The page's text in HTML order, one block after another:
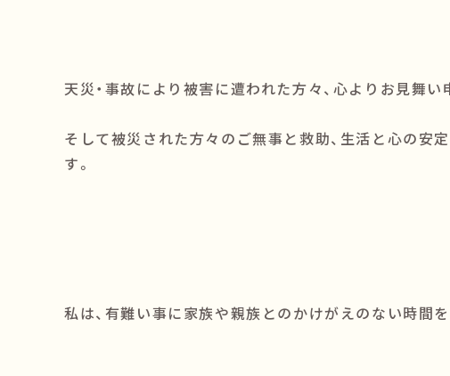
天災・事故により被害に遭われた方々、心よりお見舞い
そして被災された方々のご無事と救助、生活と心の安
す。
私は、有難い事に家族や親族とのかけがえのない時間